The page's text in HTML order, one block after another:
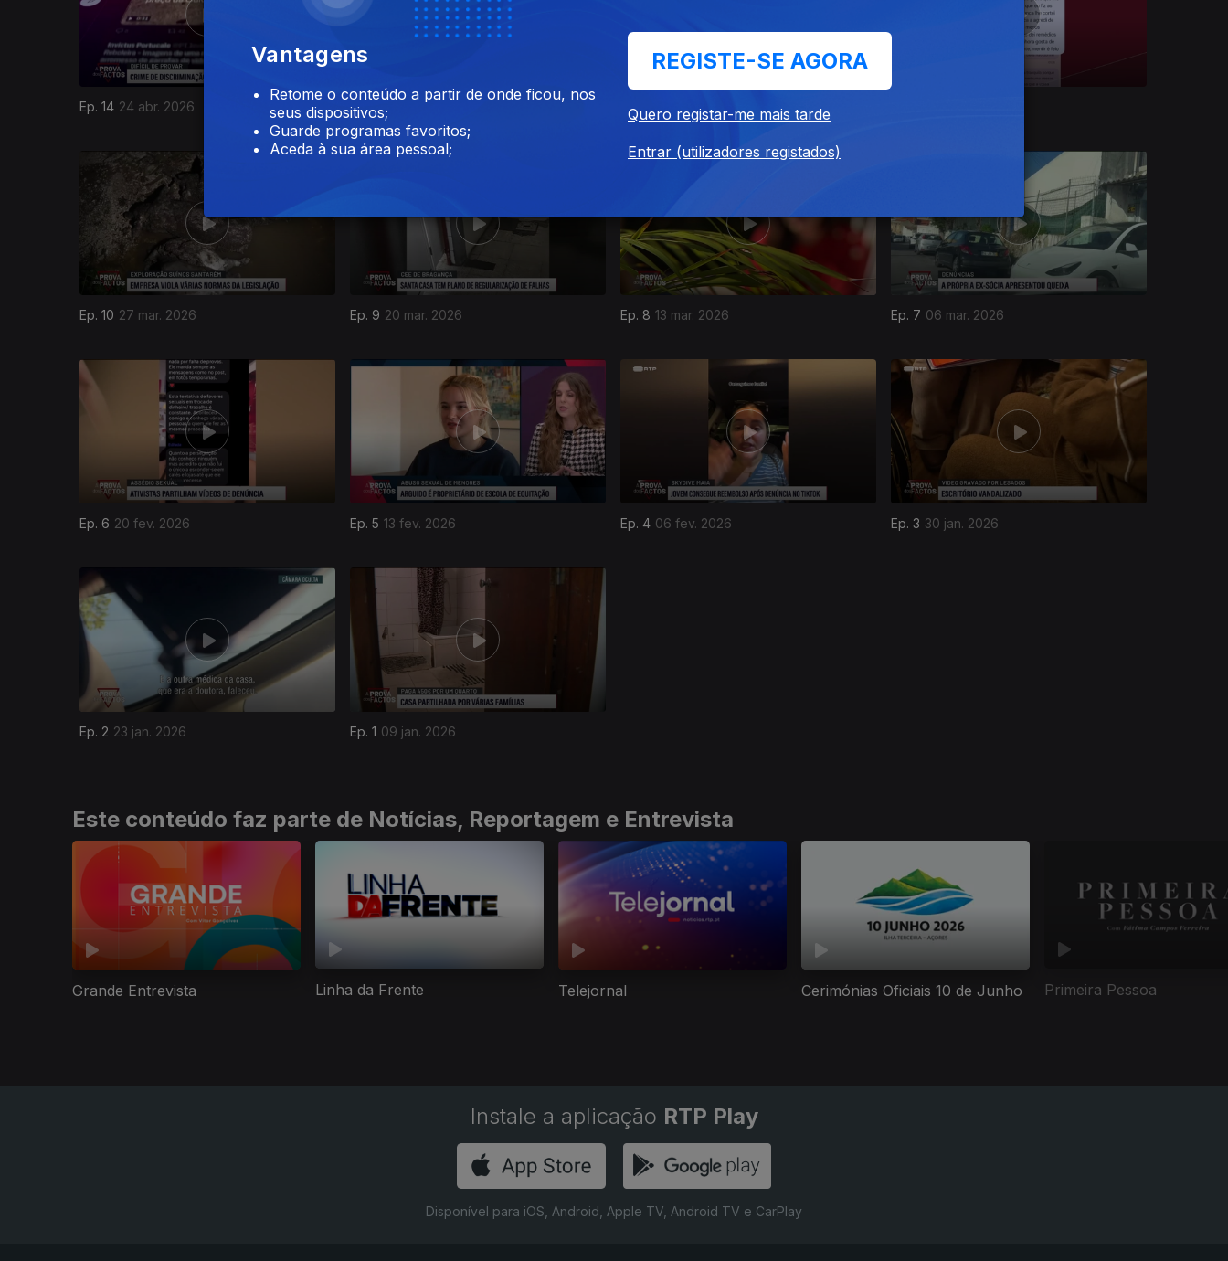
Ep. 14 24 abr. 2026 Ep. 13 17 abr. 2026 Ep. 12 10 abr. 2026
Ep. 10 27 mar. 2026 Ep. 9 20 mar. 2026 Ep. 8 13 mar. 2026 Ep. 7 06 mar. 2026
Ep. 6 20 fev. 2026 Ep. 5 13 fev. 2026 Ep. 4 06 fev. 2026 Ep. 3 30 jan. 2026
905624
Ep. 2 23 jan. 2026 Ep. 1 09 jan. 2026
901351
Este conteúdo faz parte de Notícias, Reportagem e Entrevista
Grande Entrevista Linha da Frente Telejornal Cerimónias Oficiais 10 de Junho Primeira Pessoa
Instale a aplicação RTP Play
Disponível para iOS, Android, Apple TV, Android TV e CarPlay
Vantagens
Retome o conteúdo a partir de onde ficou, nos
seus dispositivos;
Guarde programas favoritos;
Aceda à sua área pessoal;
REGISTE-SE AGORA
Quero registar-me mais tarde
Entrar (utilizadores registados)